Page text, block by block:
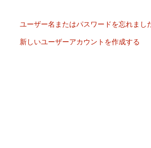
ユーザー名またはパスワードを忘れまし
新しいユーザーアカウントを作成する